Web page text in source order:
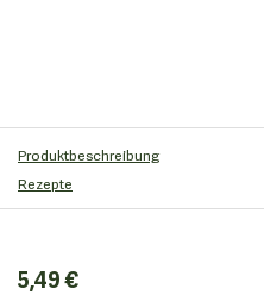
Produktbeschreibung
Rezepte
5,49 €